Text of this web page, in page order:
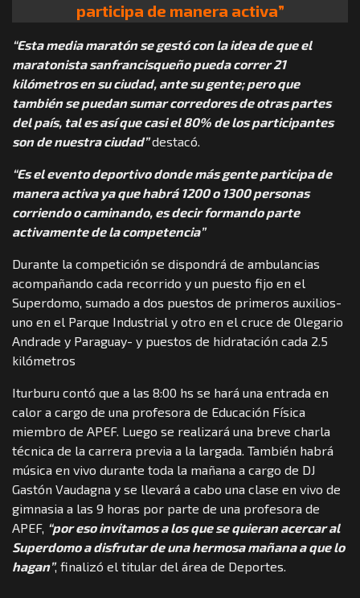
participa de manera activa”
“Esta media maratón se gestó con la idea de que el
maratonista sanfrancisqueño pueda correr 21
kilómetros en su ciudad, ante su gente; pero que
también se puedan sumar corredores de otras partes
del país, tal es así que casi el 80% de los participantes
son de nuestra ciudad”destacó.
“Es el evento deportivo donde más gente participa de
manera activa ya que habrá 1200 o 1300 personas
corriendo o caminando, es decir formando parte
activamente de la competencia”
Durante la competición se dispondrá de ambulancias
acompañando cada recorrido y un puesto fijo en el
Superdomo, sumado a dos puestos de primeros auxilios-
uno en el Parque Industrial y otro en el cruce de Olegario
Andrade y Paraguay- y puestos de hidratación cada 2.5
kilómetros
Iturburu contó que a las 8:00 hs se hará una entrada en
calor a cargo de una profesora de Educación Física
miembro de APEF. Luego se realizará una breve charla
técnica de la carrera previa a la largada. También habrá
música en vivo durante toda la mañana a cargo de DJ
Gastón Vaudagna y se llevará a cabo una clase en vivo de
gimnasia a las 9 horas por parte de una profesora de
APEF, “por eso invitamos a los que se quieran acercar al
Superdomo a disfrutar de una hermosa mañana a que lo
hagan”, finalizó el titular del área de Deportes.